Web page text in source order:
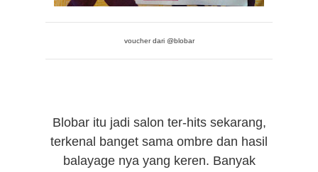
voucher dari @blobar
Blobar itu jadi salon ter-hits sekarang,
terkenal banget sama ombre dan hasil
balayage nya yang keren. Banyak